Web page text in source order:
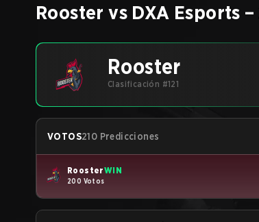
Rooster vs DXA Esports –
Rooster
Clasificación #121
VOTOS210 Predicciones
RoosterWIN
200 Votos